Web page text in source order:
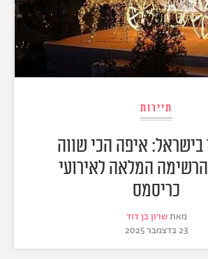
תיירות
בישראל: איפה הכי שווה
המלאה לאירועי
כריסמס
מאתשרון בן דוד
23 בדצמבר 2025